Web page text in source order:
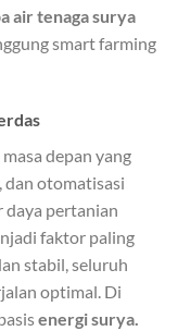
air tenaga surya
smart farming
depan yang
dan otomatisasi
daya pertanian
faktor paling
stabil, seluruh
optimal. Di
energi surya.